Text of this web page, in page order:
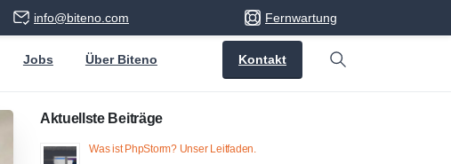
info@biteno.com Fernwartung
Jobs Über Biteno Kontakt
Search
Aktuellste Beiträge
Was ist PhpStorm? Unser Leitfaden.